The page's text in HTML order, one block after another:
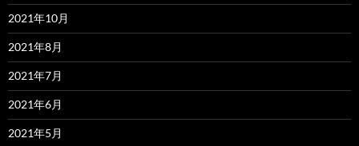
2021年10月
2021年8月
2021年7月
2021年6月
2021年5月